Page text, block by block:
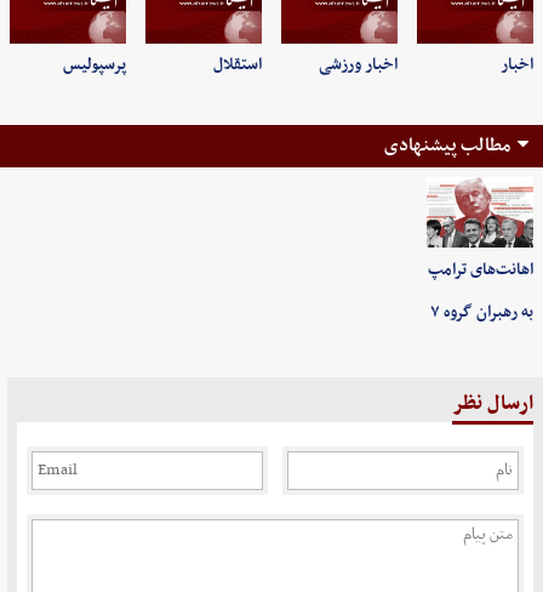
اخبار اخبار ورزشی استقلال پرسپولیس
مطالب پیشنهادی
اهانت‌های ترامپ
به رهبران گروه ۷
ارسال نظر